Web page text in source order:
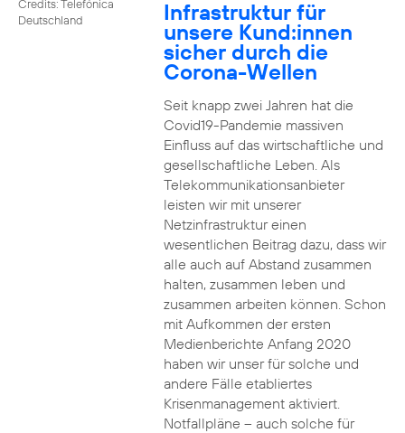
Credits: Telefónica
Deutschland
Infrastruktur für
unsere Kund:innen
sicher durch die
Corona-Wellen
Seit knapp zwei Jahren hat die
Covid19-Pandemie massiven
Einfluss auf das wirtschaftliche und
gesellschaftliche Leben. Als
Telekommunikationsanbieter
leisten wir mit unserer
Netzinfrastruktur einen
wesentlichen Beitrag dazu, dass wir
alle auch auf Abstand zusammen
halten, zusammen leben und
zusammen arbeiten können. Schon
mit Aufkommen der ersten
Medienberichte Anfang 2020
haben wir unser für solche und
andere Fälle etabliertes
Krisenmanagement aktiviert.
Notfallpläne – auch solche für